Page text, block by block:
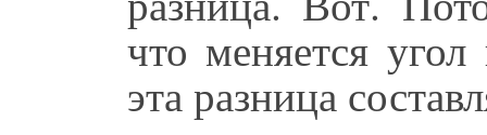
что меняется
эта разница